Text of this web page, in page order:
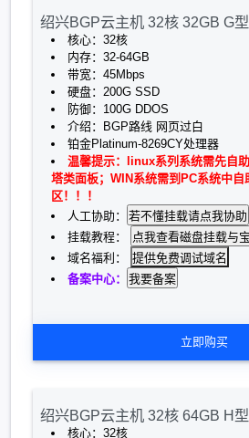
绍兴BGP云主机 32核 32GB G型
核心：32核
内存：32-64GB
带宽：45Mbps
硬盘：200G SSD
防御：100G DDOS
介绍：BGP路线 网页过白
铂金Platinum-8269CY处理器
温馨提示：linux系列系统需先自
塔类面板；WIN系统需到PC系统中自
区！！！
人工协助：
挂载教程：
域名福利：
提供免费调试域名
备案中心：
立即购买
绍兴BGP云主机 32核 64GB H型
核心：32核